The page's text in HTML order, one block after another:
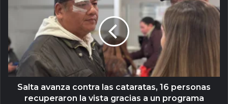
Salta avanza contra las cataratas, 16 personas
recuperaron la vista gracias a un programa